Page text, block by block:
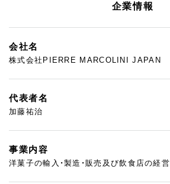
企業情報
会社名
株式会社PIERRE MARCOLINI JAPAN
代表者名
加藤祐治
事業内容
洋菓子の輸入・製造・販売及び飲食店の経営